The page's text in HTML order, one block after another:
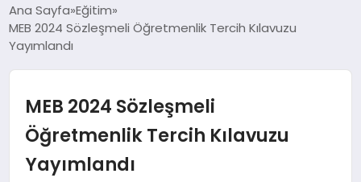
DÜNYA
SPOR
TEKNOLOJI
Ana Sayfa Eğitim
MEB 2024 Sözleşmeli Öğretmenlik Tercih Kılavuzu
Yayımlandı
MEB 2024 Sözleşmeli
Öğretmenlik Tercih Kılavuzu
Yayımlandı